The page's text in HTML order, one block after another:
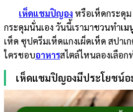
เห็ดแชมปิญอง หรือเห็ดกระดุ
กระดุมนั่นเอง วันนี้เรามาชวนทำเ
เห็ด ซุปครีมเห็ดแกงเผ็ดเห็ด สปา
ใครชอบอาหารสไตล์ไหนลองเลือก
เห็ดแชมปิญองมีประโยชน์อ
การ
เงิน
การ
ศึกษา
บันเทิง